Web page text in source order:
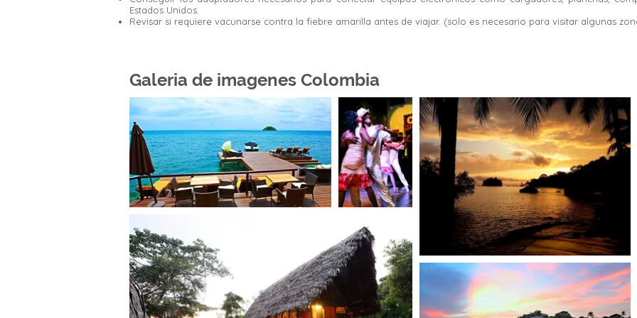
Estados Unidos.
Revisar si requiere vacunarse contra la fiebre amarilla antes de viajar. (solo es necesario para visitar algunas
Galeria de imagenes Colombia